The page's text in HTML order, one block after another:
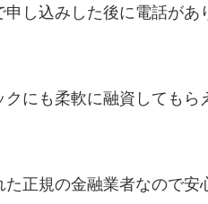
し込みした後に電話が
にも柔軟に融資してもら
正規の金融業者なので安